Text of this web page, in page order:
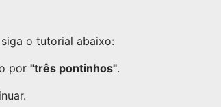
o tutorial abaixo:
por "três pontinhos".